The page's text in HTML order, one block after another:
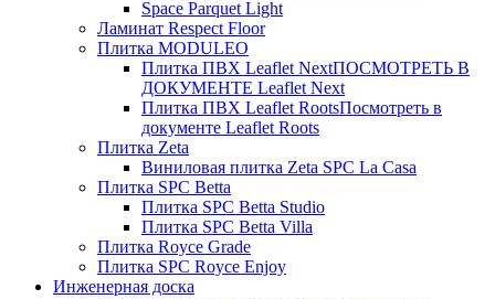
Space Parquet Light
Ламинат Respect Floor
Плитка MODULEO
Плитка ПВХ Leaflet NextПОСМОТРЕТЬ В
ДОКУМЕНТЕ Leaflet Next
Плитка ПВХ Leaflet RootsПосмотреть в
документе Leaflet Roots
Плитка Zeta
Виниловая плитка Zeta SPC La Casa
Плитка SPC Betta
Плитка SPC Betta Studio
Плитка SPC Betta Villa
Плитка Royce Grade
Плитка SPC Royce Enjoy
Инженерная доска